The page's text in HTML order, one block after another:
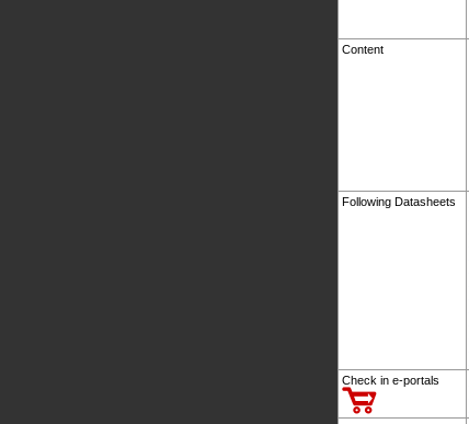
Content
Following Datasheets
Check in e-portals